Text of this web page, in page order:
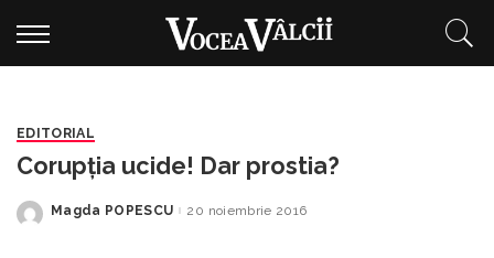
EDITORIAL
Corupţia ucide! Dar prostia?
Posted
Magda POPESCU 20 noiembrie 2016